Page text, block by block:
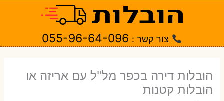
צור קשר : 055-96-64-096
הובלות דירה בכפר מל"ל עם אריזה או
הובלות קטנות